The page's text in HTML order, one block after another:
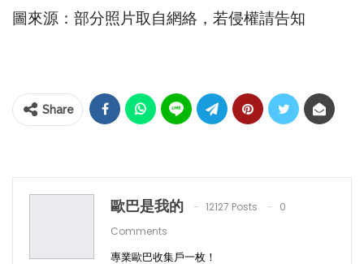
圖來源：部分照片取自網絡，若侵權請告知
Share
歐巴是我的 12127 Posts
0
Comments
專業歐巴收集戶一枚！